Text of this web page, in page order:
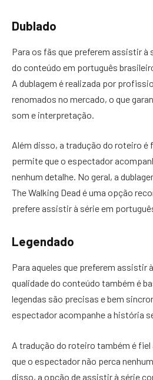
Dublado
Para os fãs que preferem assistir à
do conteúdo em português
A dublagem é realizada por
renomados no mercado, o que
som e interpretação.
Além disso, a tradução do roteiro é
permite que o espectador
nenhum detalhe. No geral, a
The Walking Dead é uma opção
prefere assistir à série em
Legendado
Para aqueles que preferem assistir
qualidade do conteúdo também é
legendas são precisas e bem
espectador acompanhe a história
A tradução do roteiro também é fiel
que o espectador não perca
disso, a opção de assistir à série